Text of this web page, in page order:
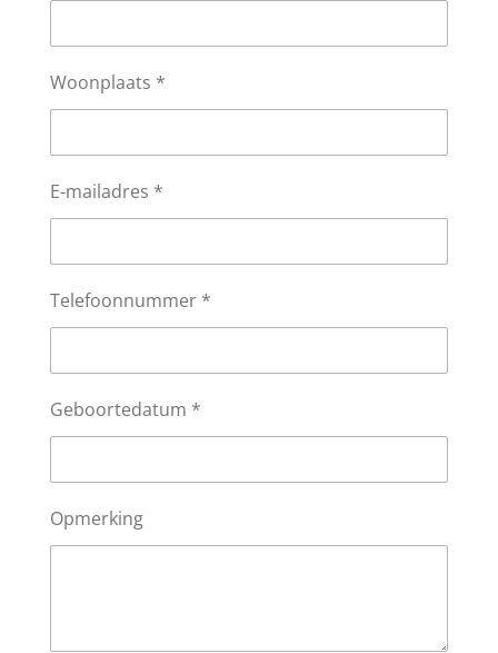
Woonplaats *
E-mailadres *
Telefoonnummer *
Geboortedatum *
Opmerking